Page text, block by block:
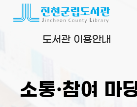
도서관 이용안내
소통·참여 마